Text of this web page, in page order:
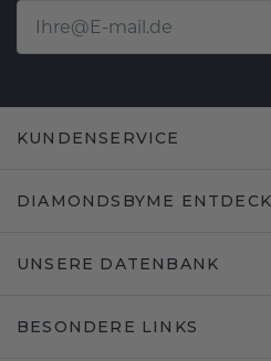
KUNDENSERVICE
DIAMONDSBYME
UNSERE DATENBANK
BESONDERE LINKS